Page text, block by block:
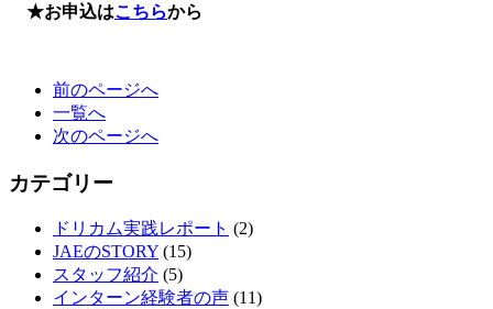
★お申込はこちらから
前のページへ
一覧へ
次のページへ
カテゴリー
ドリカム実践レポート (2)
JAEのSTORY (15)
スタッフ紹介 (5)
インターン経験者の声 (11)